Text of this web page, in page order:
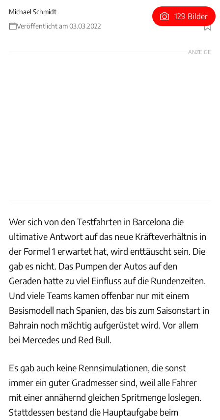
Michael Schmidt
Veröffentlicht am 03.03.2022
Foto: Ferrari
129 Bilder
ANZEIGE
Wer sich von den Testfahrten in Barcelona die
ultimative Antwort auf das neue Kräfteverhältnis in
der Formel 1 erwartet hat, wird enttäuscht sein. Die
gab es nicht. Das Pumpen der Autos auf den
Geraden hatte zu viel Einfluss auf die Rundenzeiten.
Und viele Teams kamen offenbar nur mit einem
Basismodell nach Spanien, das bis zum Saisonstart in
Bahrain noch mächtig aufgerüstet wird. Vor allem
bei Mercedes und Red Bull.
Es gab auch keine Rennsimulationen, die sonst
immer ein guter Gradmesser sind, weil alle Fahrer
mit einer annähernd gleichen Spritmenge loslegen.
Stattdessen bestand die Hauptaufgabe beim